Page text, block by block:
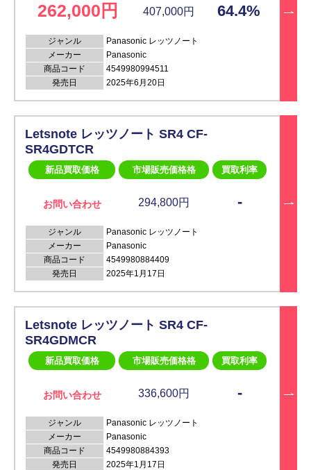
262,000円 407,000円 64.4%
ジャンル
Panasonic レッツノート
メーカー
Panasonic
商品コード
4549980994511
発売日
2025年6月20日
Letsnote レッツノート SR4 CF-
SR4GDTCR
新品買取価格 市場販売価格格 買取利率
お問い合わせ 294,800円 -
ジャンル
Panasonic レッツノート
メーカー
Panasonic
商品コード
4549980884409
発売日
2025年1月17日
Letsnote レッツノート SR4 CF-
SR4GDMCR
新品買取価格 市場販売価格格 買取利率
お問い合わせ 336,600円 -
ジャンル
Panasonic レッツノート
メーカー
Panasonic
商品コード
4549980884393
発売日
2025年1月17日